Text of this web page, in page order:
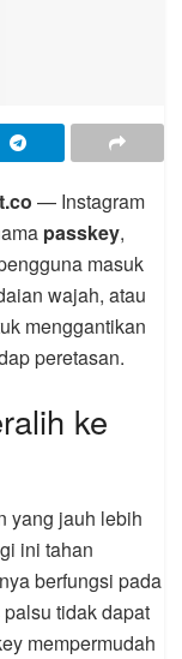
— Instagram
passkey,
masuk
wajah, atau
menggantikan
peretasan.
ke
yang jauh lebih
ini tahan
berfungsi pada
tidak dapat
mempermudah